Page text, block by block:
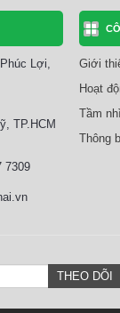
Lợi,
TP.HCM
7309
Giới
Hoạt
Tầm
Thông